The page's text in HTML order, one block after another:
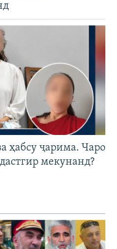
ҳабсу ҷарима. Чаро
мекунанд?